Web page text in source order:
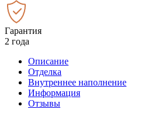
Гарантия
2 года
Описание
Отделка
Внутреннее наполнение
Информация
Отзывы